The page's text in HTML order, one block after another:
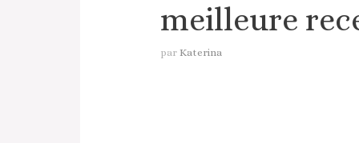
meilleure
par Katerina